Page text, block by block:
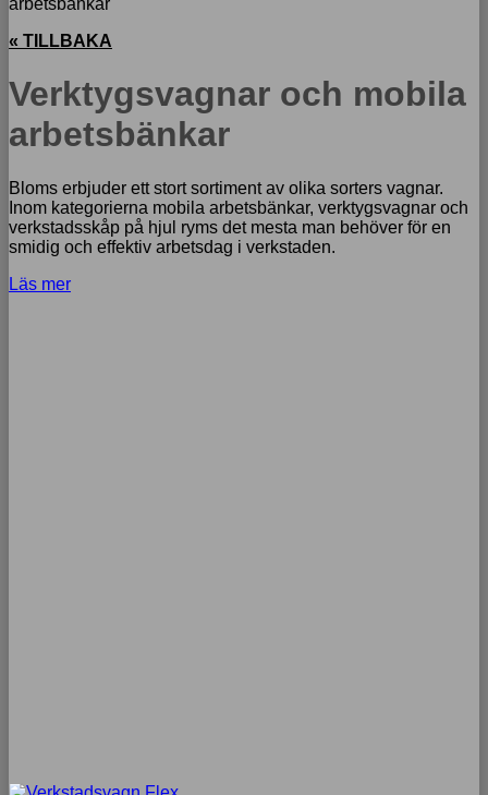
arbetsbänkar
« TILLBAKA
Verktygsvagnar och mobila
arbetsbänkar
Bloms erbjuder ett stort sortiment av olika sorters vagnar.
Inom kategorierna mobila arbetsbänkar, verktygsvagnar och
verkstadsskåp på hjul ryms det mesta man behöver för en
smidig och effektiv arbetsdag i verkstaden.
Läs mer